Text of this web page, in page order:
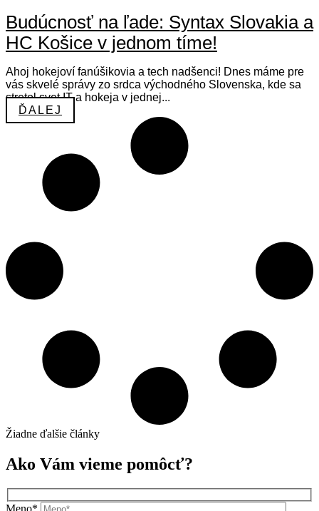
Budúcnosť na ľade: Syntax Slovakia a
HC Košice v jednom tíme!
Ahoj hokejoví fanúšikovia a tech nadšenci! Dnes máme pre
vás skvelé správy zo srdca východného Slovenska, kde sa
stretol svet IT a hokeja v jednej...
ĎALEJ
Žiadne ďalšie články
Ako Vám vieme pomôcť?